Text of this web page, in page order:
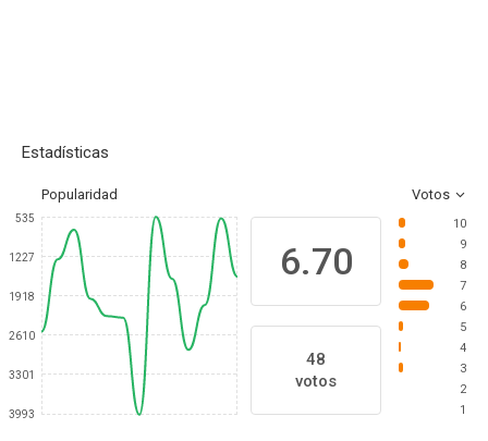
Estadísticas
Popularidad Votos
535
1227
1918
2610
3301
3993
6.70
48
votos
10
9
8
7
6
5
4
3
2
1